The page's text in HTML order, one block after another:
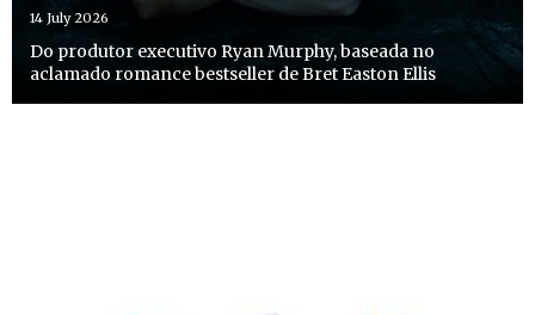
14 July 2026
Do produtor executivo Ryan Murphy, baseada no
aclamado romance bestseller de Bret Easton Ellis